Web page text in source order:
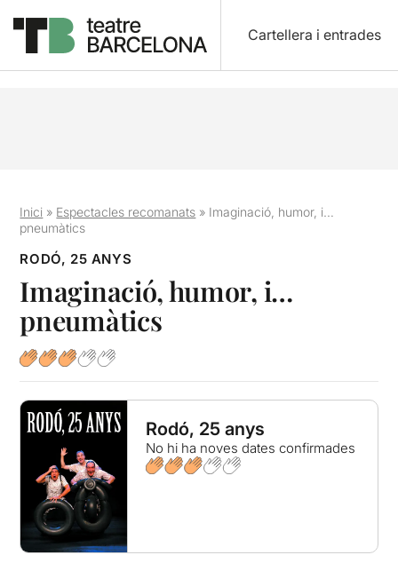
Cartellera i entrades
Inici » Espectacles recomanats » Imaginació, humor, i…
pneumàtics
RODÓ, 25 ANYS
Imaginació, humor, i…
pneumàtics
Rodó, 25 anys
No hi ha noves dates confirmades